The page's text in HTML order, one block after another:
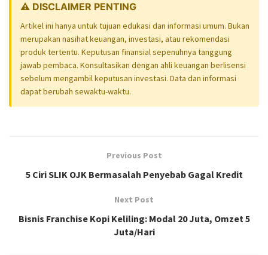
⚠️ DISCLAIMER PENTING
Artikel ini hanya untuk tujuan edukasi dan informasi umum. Bukan
merupakan nasihat keuangan, investasi, atau rekomendasi
produk tertentu. Keputusan finansial sepenuhnya tanggung
jawab pembaca. Konsultasikan dengan ahli keuangan berlisensi
sebelum mengambil keputusan investasi. Data dan informasi
dapat berubah sewaktu-waktu.
Previous Post
5 Ciri SLIK OJK Bermasalah Penyebab Gagal Kredit
Next Post
Bisnis Franchise Kopi Keliling: Modal 20 Juta, Omzet 5
Juta/Hari